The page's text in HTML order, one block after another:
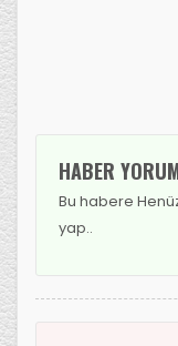
HABER
Bu habere
yap..